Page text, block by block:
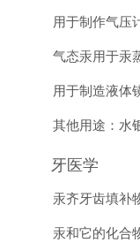
用于制作气压
气态汞用于汞
用于制造液体
其他用途：水
牙医学
汞齐牙齿填补
汞和它的化合